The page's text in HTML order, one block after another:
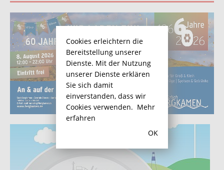
Cookies erleichtern die
Bereitstellung unserer
Dienste. Mit der Nutzung
unserer Dienste erklären
Sie sich damit
einverstanden, dass wir
Cookies verwenden. Mehr
erfahren
OK